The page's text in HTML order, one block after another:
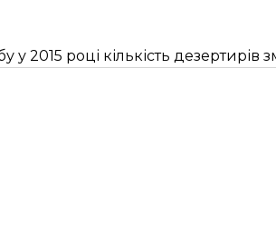
2015 році кількість дезертирів